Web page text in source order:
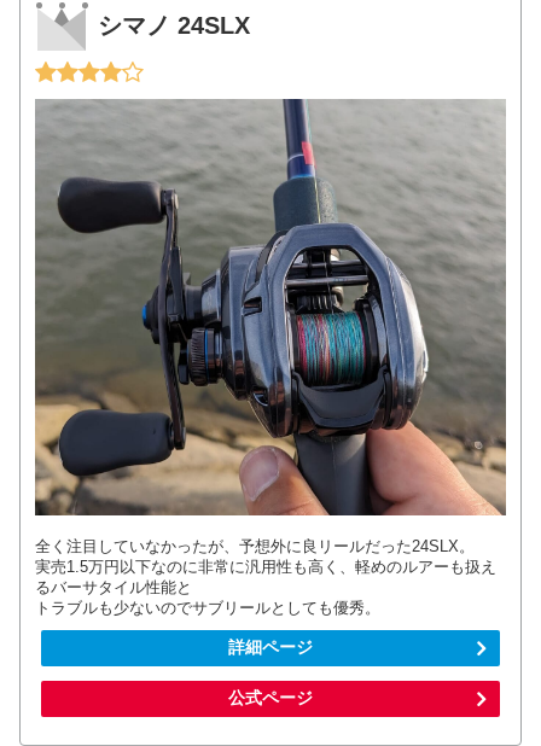
シマノ 24SLX
全く注目していなかったが、予想外に良リールだった24SLX。
実売1.5万円以下なのに非常に汎用性も高く、軽めのルアーも扱え
るバーサタイル性能と
トラブルも少ないのでサブリールとしても優秀。
詳細ページ
公式ページ